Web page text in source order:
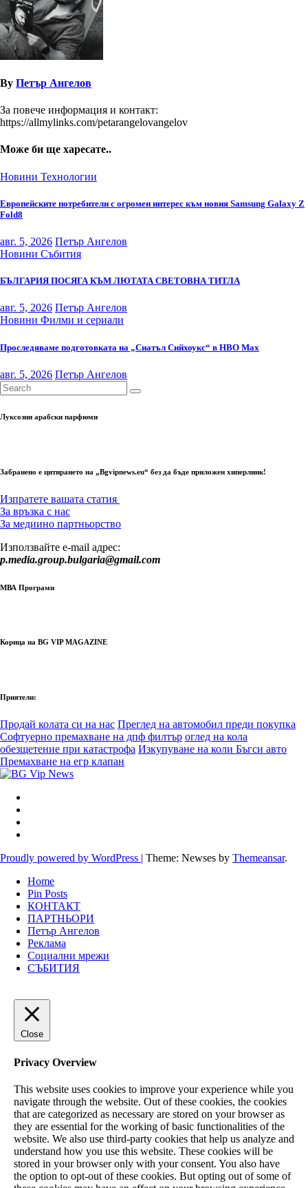
By Петър Ангелов
За повече информация и контакт:
https://allmylinks.com/petarangelovangelov
Може би ще харесате..
Новини Технологии
Европейските потребители с огромен интерес към новия Samsung Galaxy Z
Fold8
авг. 5, 2026 Петър Ангелов
Новини Събития
БЪЛГАРИЯ ПОСЯГА КЪМ ЛЮТАТА СВЕТОВНА ТИТЛА
авг. 5, 2026 Петър Ангелов
Новини Филми и сериали
Проследяваме подготовката на „Сиатъл Сийхоукс“ в HBO Max
авг. 5, 2026 Петър Ангелов
Луксозни арабски парфюми
Забранено е цитирането на „Bgvipnews.eu“ без да бъде приложен хиперлинк!
Изпратете вашата статия
За връзка с нас
За медиино партньорство
Използвайте e-mail адрес:
p.media.group.bulgaria@gmail.com
МВА Програми
Корица на BG VIP MAGAZINE
Приятели:
Продай колата си на нас Преглед на автомобил преди покупка
Софтуерно премахване на дпф филтър оглед на кола
обезщетение при катастрофа Изкупуване на коли Бъгси авто
Премахване на егр клапан
Proudly powered by WordPress | Theme: Newses by Themeansar.
Home
Pin Posts
КОНТАКТ
ПАРТНЬОРИ
Петър Ангелов
Реклама
Социални мрежи
СЪБИТИЯ
Close
Privacy Overview
This website uses cookies to improve your experience while you
navigate through the website. Out of these cookies, the cookies
that are categorized as necessary are stored on your browser as
they are essential for the working of basic functionalities of the
website. We also use third-party cookies that help us analyze and
understand how you use this website. These cookies will be
stored in your browser only with your consent. You also have
the option to opt-out of these cookies. But opting out of some of